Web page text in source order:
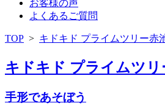
お客様の声
よくあるご質問
TOP > キドキド プライムツリー赤
キドキド プライムツ
手形であそぼう